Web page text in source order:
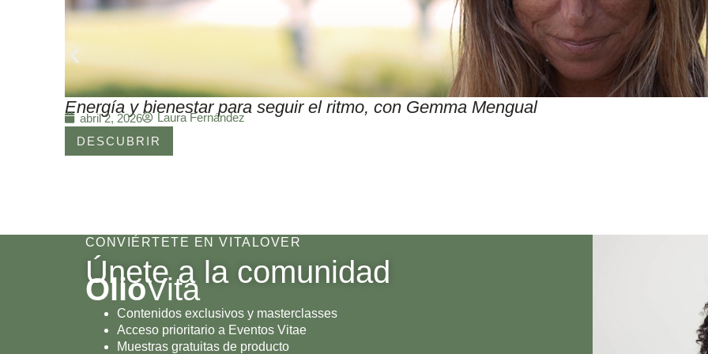
Energía y bienestar para seguir el ritmo, con Gemma Mengual
abril 2, 2026
Laura Fernández
DESCUBRIR
CONVIÉRTETE EN VITALOVER
Únete a la comunidad
OlioVita
Contenidos exclusivos y masterclasses
Acceso prioritario a Eventos Vitae
Muestras gratuitas de producto